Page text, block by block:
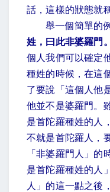
話，這樣的狀態就
舉一個簡單的
姓，曰此非婆羅門。
個人我們可以確定
種姓的時候，在這
了要說「這個人他
他並不是婆羅門。
是首陀羅種姓的人
不就是首陀羅人，
「非婆羅門人」的
是首陀羅種姓的人
人」的這一點之後